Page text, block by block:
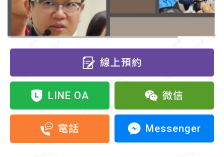
線上預約
LINE OA 微信
電話 Messenger